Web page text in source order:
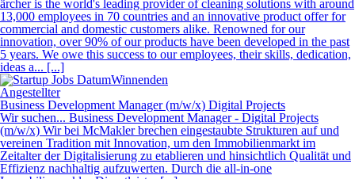
ärcher is the world's leading provider of cleaning solutions with around
13,000 employees in 70 countries and an innovative product offer for
commercial and domestic customers alike. Renowned for our
innovation, over 90% of our products have been developed in the past
5 years. We owe this success to our employees, their skills, dedication,
ideas a... [...]
Winnenden
Angestellter
Business Development Manager (m/w/x) Digital Projects
Wir suchen... Business Development Manager - Digital Projects
(m/w/x) Wir bei McMakler brechen eingestaubte Strukturen auf und
vereinen Tradition mit Innovation, um den Immobilienmarkt im
Zeitalter der Digitalisierung zu etablieren und hinsichtlich Qualität und
Effizienz nachhaltig aufzuwerten. Durch die all-in-one